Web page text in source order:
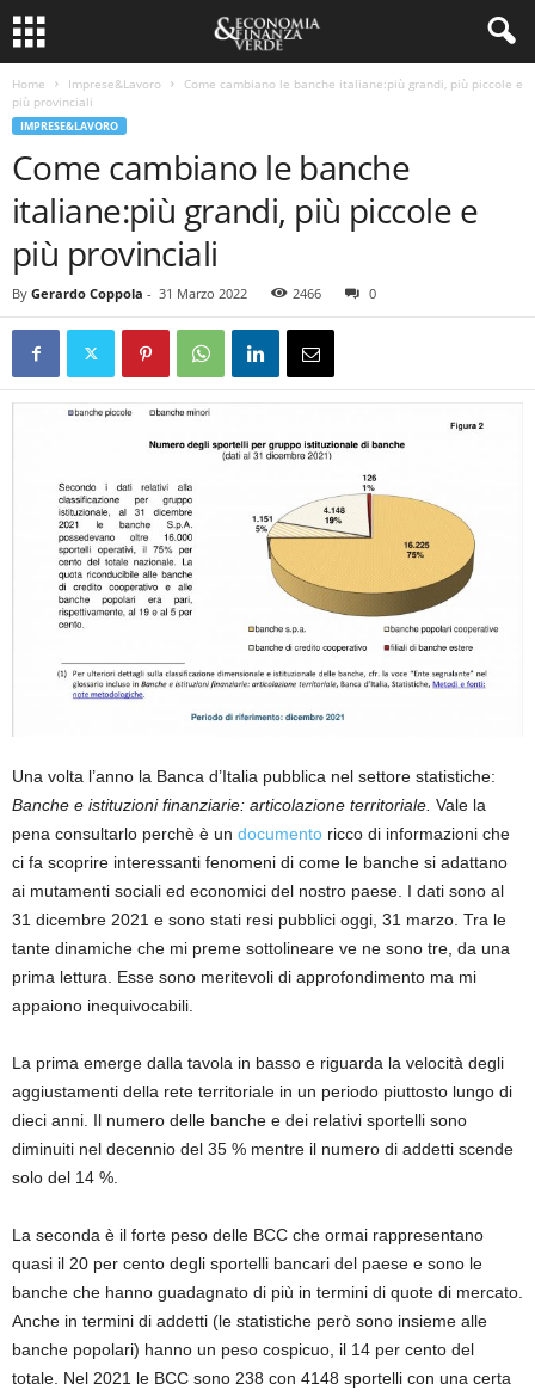
Home Imprese&Lavoro
Come cambiano le banche italiane:più grandi, più piccole e
più provinciali
IMPRESE&LAVORO
Come cambiano le banche
italiane:più grandi, più piccole e
più provinciali
By Gerardo Coppola - 31 Marzo 2022 2466 0
Una volta l’anno la Banca d’Italia pubblica nel settore statistiche:
Banche e istituzioni finanziarie: articolazione territoriale. Vale la
pena consultarlo perchè è un documento ricco di informazioni che
ci fa scoprire interessanti fenomeni di come le banche si adattano
ai mutamenti sociali ed economici del nostro paese. I dati sono al
31 dicembre 2021 e sono stati resi pubblici oggi, 31 marzo. Tra le
tante dinamiche che mi preme sottolineare ve ne sono tre, da una
prima lettura. Esse sono meritevoli di approfondimento ma mi
appaiono inequivocabili.
La prima emerge dalla tavola in basso e riguarda la velocità degli
aggiustamenti della rete territoriale in un periodo piuttosto lungo di
dieci anni. Il numero delle banche e dei relativi sportelli sono
diminuiti nel decennio del 35 % mentre il numero di addetti scende
solo del 14 %.
La seconda è il forte peso delle BCC che ormai rappresentano
quasi il 20 per cento degli sportelli bancari del paese e sono le
banche che hanno guadagnato di più in termini di quote di mercato.
Anche in termini di addetti (le statistiche però sono insieme alle
banche popolari) hanno un peso cospicuo, il 14 per cento del
totale. Nel 2021 le BCC sono 238 con 4148 sportelli con una certa